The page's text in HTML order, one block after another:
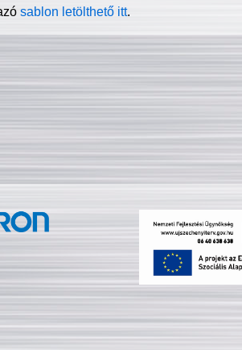
sablon letölthető itt.